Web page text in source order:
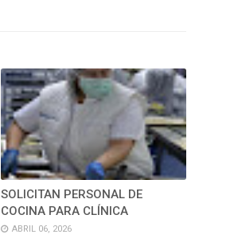
SOLICITAN PERSONAL DE
COCINA PARA CLÍNICA
ABRIL 06, 2026